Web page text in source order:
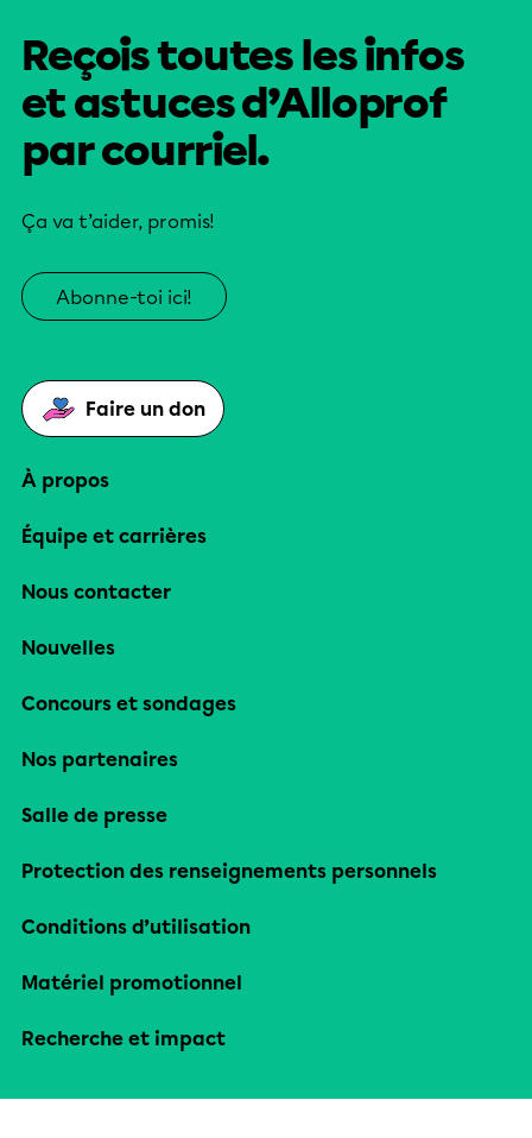
Reçois toutes les infos
et astuces d’Alloprof
par courriel.
Ça va t’aider, promis!
Abonne-toi ici!
Faire un don
À propos
Équipe et carrières
Nous contacter
Nouvelles
Concours et sondages
Nos partenaires
Salle de presse
Protection des renseignements personnels
Conditions d’utilisation
Matériel promotionnel
Recherche et impact